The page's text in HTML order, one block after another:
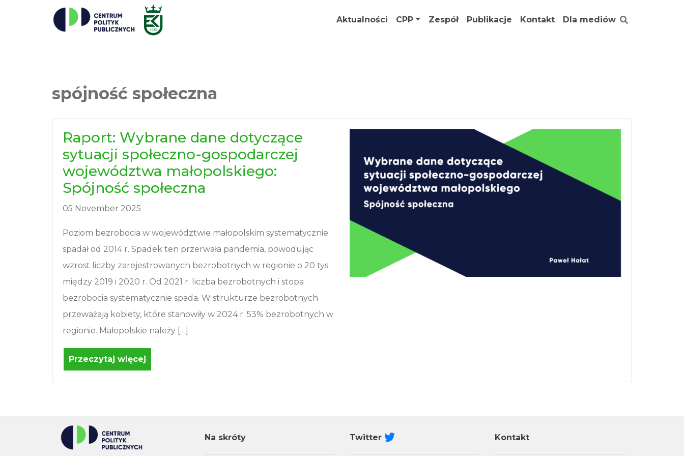
Aktualności CPP Zespół Publikacje Kontakt Dla mediów
spójność społeczna
Raport: Wybrane dane dotyczące
sytuacji społeczno-gospodarczej
województwa małopolskiego:
Spójność społeczna
05 November 2025
Poziom bezrobocia w województwie małopolskim systematycznie
spadał od 2014 r. Spadek ten przerwała pandemia, powodując
wzrost liczby zarejestrowanych bezrobotnych w regionie o 20 tys.
między 2019 i 2020 r. Od 2021 r. liczba bezrobotnych i stopa
bezrobocia systematycznie spada. W strukturze bezrobotnych
przeważają kobiety, które stanowiły w 2024 r. 53% bezrobotnych w
regionie. Małopolskie należy […]
Przeczytaj więcej
Na skróty Twitter Kontakt